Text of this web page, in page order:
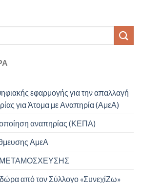
εφαρμογής για την απαλλαγή
για Άτομα με Αναπηρία (ΑμεΑ)
αναπηρίας (ΚΕΠΑ)
ΑμεΑ
ΜΕΤΑΜΟΣΧΕΥΣΗΣ
από τον Σύλλογο «ΣυνεχίΖω»